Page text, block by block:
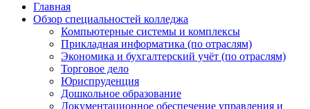
Главная
Обзор специальностей колледжа
Компьютерные системы и комплексы
Прикладная информатика (по отраслям)
Экономика и бухгалтерский учёт (по отраслям)
Торговое дело
Юриспруденция
Дошкольное образование
Документационное обеспечение управления и